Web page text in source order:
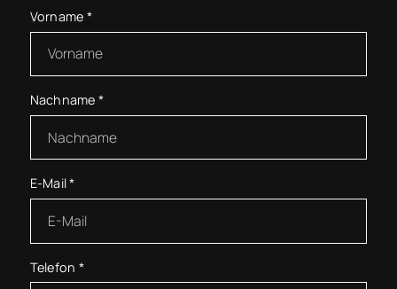
Vorname *
Nachname *
E-Mail*
Telefon *